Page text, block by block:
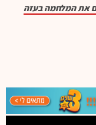
את המלחמה בעזה